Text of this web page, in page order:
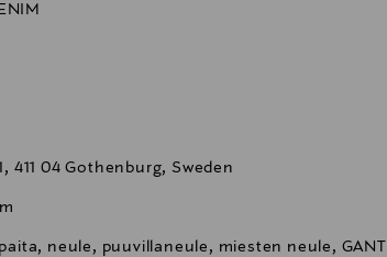
411 04 Gothenburg, Sweden
neule, puuvillaneule, miesten neule, GANT